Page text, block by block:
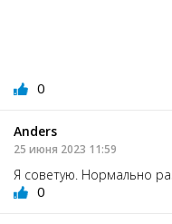
0
Anders
25 июня 2023 11:59
Я советую. Нормально
0